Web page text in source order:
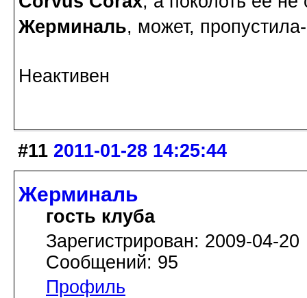
Жерминаль, может,
Неактивен
#11 2011-01-28 14:25:44
Жерминаль
гость клуба
Зарегистрирован: 2009-04-20
Сообщений: 95
Профиль